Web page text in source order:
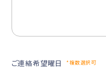
ご連絡希望曜日 *複数選択可